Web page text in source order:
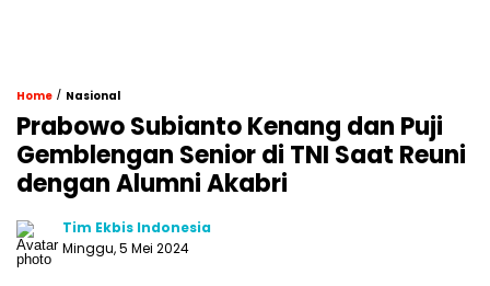
Home / Nasional
Prabowo Subianto Kenang dan Puji
Gemblengan Senior di TNI Saat Reuni
dengan Alumni Akabri
Tim Ekbis Indonesia
Minggu, 5 Mei 2024